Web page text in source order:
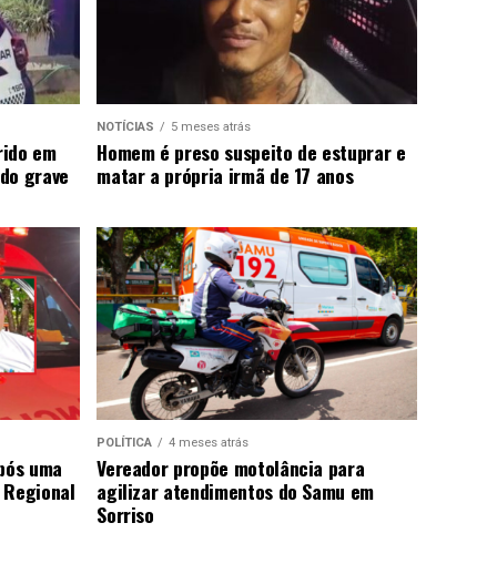
em
grave
NOTÍCIAS 5 meses atrás
Homem é preso suspeito de estuprar e
matar a própria irmã de 17 anos
uma
POLÍTICA 4 meses atrás
Vereador propõe motolância para
agilizar atendimentos do Samu em
Sorriso